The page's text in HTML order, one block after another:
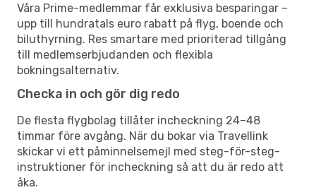
Våra Prime-medlemmar får exklusiva besparingar –
upp till hundratals euro rabatt på flyg, boende och
biluthyrning. Res smartare med prioriterad tillgång
till medlemserbjudanden och flexibla
bokningsalternativ.
Checka in och gör dig redo
De flesta flygbolag tillåter incheckning 24–48
timmar före avgång. När du bokar via Travellink
skickar vi ett påminnelsemejl med steg-för-steg-
instruktioner för incheckning så att du är redo att
åka.